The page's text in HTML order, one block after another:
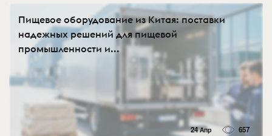
Пищевое оборудование из Китая: поставки
надежных решений для пищевой
промышленности и...
24 Апр 657